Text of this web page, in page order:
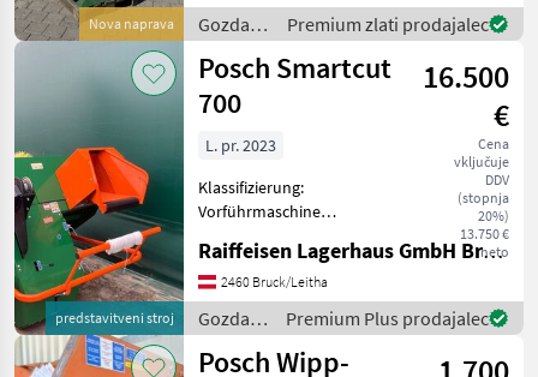
Nova naprava
Gozdarska
in
lesarska
mehanizacija
/ Posch
Premium zlati prodajalec
predstavitveni stroj
Posch Smartcut
700
16.500
€
Cena
vključuje
DDV
(stopnja
20%)
13.750 €
neto
L. pr. 2023
Klassifizierung:
Vorführmaschine
mehanizacija Cepilnik lesa
Raiffeisen Lagerhaus GmbH Bruck/Leitha
2460 Bruck/Leitha
Gozdarska
in
lesarska
Premium Plus prodajalec
Posch Wipp-